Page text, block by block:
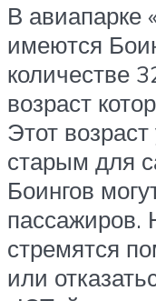
В авиапарке
имеются
количестве
возраст
Этот
старым для
Боингов
пассажиров.
стремятся
или